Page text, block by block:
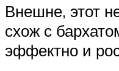
Внешне, этот
схож с
эффектно и